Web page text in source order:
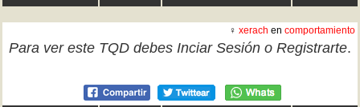
♀ xerach en comportamiento
Para ver este TQD debes Inciar Sesión o Registrarte.